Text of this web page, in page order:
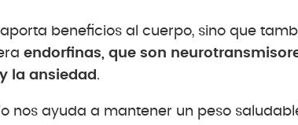
aporta beneficios al cuerpo, sino que
endorfinas, que son
la ansiedad .
nos ayuda a mantener un peso